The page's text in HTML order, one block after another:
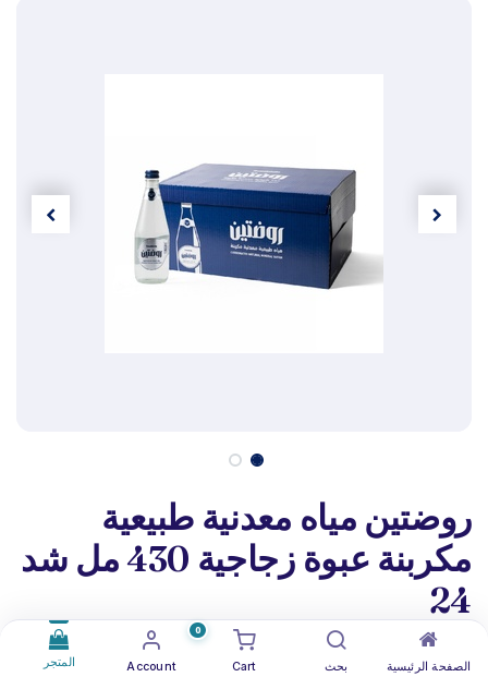
الصفحة الرئيسية بحث
0
Cart
Account المتجر
روضتين مياه معدنية طبيعية
مكربنة عبوة زجاجية 430 مل شد
24
(تقييم 0 )